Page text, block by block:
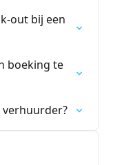
out bij een
boeking te
verhuurder?